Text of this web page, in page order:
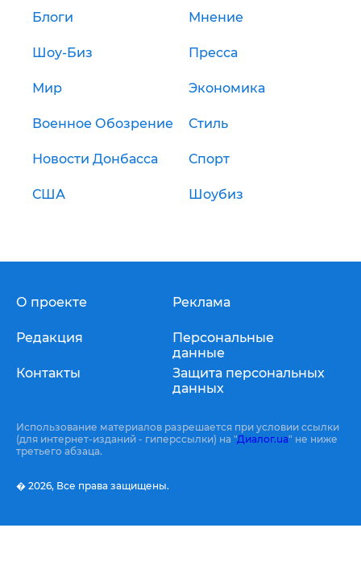
Блоги Мнение
Шоу-Биз Пресса
Мир Экономика
Военное Обозрение Стиль
Новости Донбасса Спорт
США Шоубиз
О проекте
Редакция
Контакты
Реклама
Персональные
данные
Защита персональных
данных
Использование материалов разрешается при условии ссылки
(для интернет-изданий - гиперссылки) на "Диалог.ua" не ниже
третьего абзаца.
� 2026, Все права защищены.